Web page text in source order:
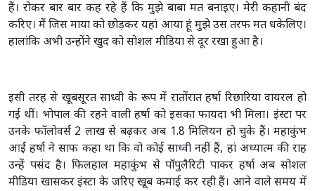
हैं। रोकर बार बार कह रहे हैं कि मुझे बाबा मत बनाइए। मेरी कहानी बंद
करिए। मैं जिस माया को छोड़कर यहां आया हूं मुझे उस तरफ मत धकेलिए।
हालांकि अभी उन्होंने खुद को सोशल मीडिया से दूर रखा हुआ है।
इसी तरह से खूबसूरत साध्वी के रूप में रातोंरात हर्षा रिछारिया वायरल हो
गई थीं। भोपाल की रहने वाली हर्षा को इसका फायदा भी मिला। इंस्टा पर
उनके फॉलोवर्स 2 लाख से बढ़कर अब 1.8 मिलियन हो चुके हैं। महाकुंभ
आईं हर्षा ने साफ कहा था कि वो कोई साध्वी नहीं हैं, हां अध्यात्म की राह
उन्हें पसंद है। फिलहाल महाकुंभ से पॉपुलैरिटी पाकर हर्षा अब सोशल
मीडिया खासकर इंस्टा के जरिए खूब कमाई कर रही हैं। आने वाले समय में